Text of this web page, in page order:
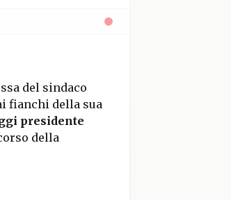
del sindaco
fianchi della sua
presidente
della